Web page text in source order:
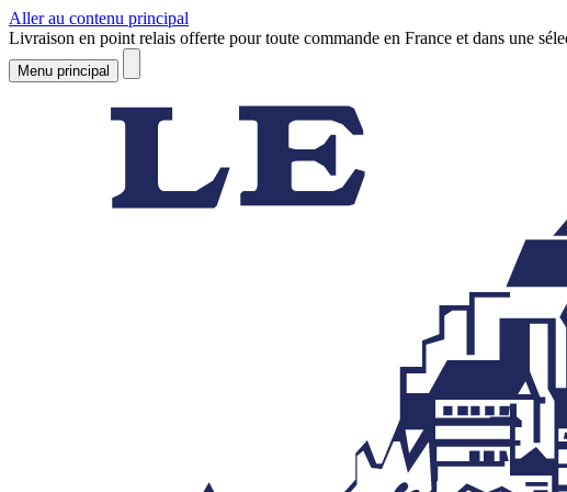
Aller au contenu principal
Livraison en point relais offerte pour toute commande en France et dans une
Menu principal